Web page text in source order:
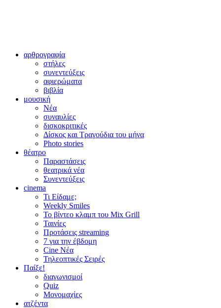
αρθρογραφία
στήλες
συνεντεύξεις
αφιερώματα
βιβλία
μουσική
Νέα
συναυλίες
δισκοκριτικές
Δίσκος και Τραγούδια του μήνα
Photo stories
θέατρο
Παραστάσεις
θεατρικά νέα
Συνεντεύξεις
cinema
Τι Είδαμε;
Weekly Smiles
Το βίντεο κλαμπ του Mix Grill
Ταινίες
Προτάσεις streaming
7 για την έβδομη
Cine Νέα
Τηλεοπτικές Σειρές
Παίξε!
διαγωνισμοί
Quiz
Μονομαχίες
ατζέντα